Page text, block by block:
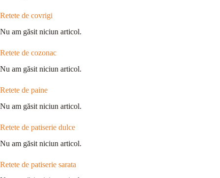
Retete de covrigi
Nu am găsit niciun articol.
Retete de cozonac
Nu am găsit niciun articol.
Retete de paine
Nu am găsit niciun articol.
Retete de patiserie dulce
Nu am găsit niciun articol.
Retete de patiserie sarata